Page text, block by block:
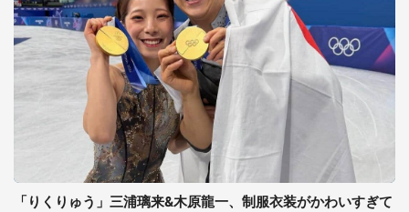
「りくりゅう」三浦璃来&木原龍一、制服衣装がかわいすぎて